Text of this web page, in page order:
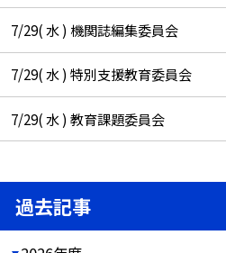
7/29( 水 ) 機関誌編集委員会
7/29( 水 ) 特別支援教育委員会
7/29( 水 ) 教育課題委員会
過去記事